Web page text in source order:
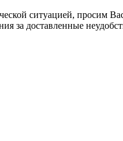
ситуацией, просим
за доставленные